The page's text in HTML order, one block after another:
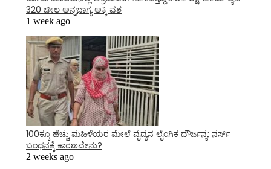
320 ಚೀಲ ಅನ್ನಭಾಗ್ಯ ಅಕ್ಕಿ ವಶ
1 week ago
100ಕ್ಕೂ ಹೆಚ್ಚು ಮಹಿಳೆಯರ ಮೇಲೆ ವೈದ್ಯನ ಲೈಂಗಿಕ ದೌರ್ಜನ್ಯ: ನರ್ಸ್‌
ಬಂಧನಕ್ಕೆ ಕಾರಣವೇನು?
2 weeks ago